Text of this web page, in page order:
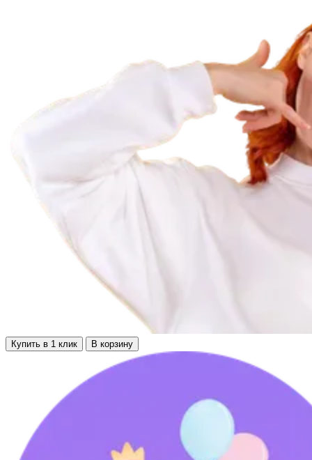
Купить в 1 клик В корзину